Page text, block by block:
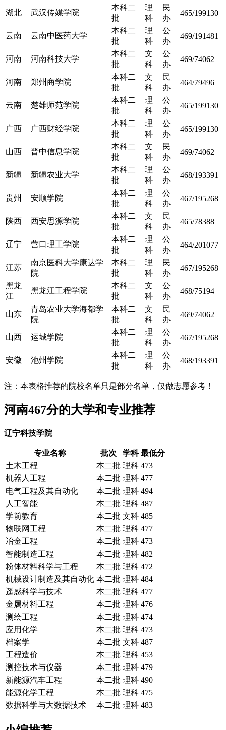
湖北 武汉传媒学院
本科二
批
理
科
民
办
465/199130
云南 云南中医药大学
本科二
批
理
科
公
办
469/191481
河南 河南科技大学
本科二
批
文
科
公
办
469/74062
河南 郑州商学院
本科二
批
文
科
民
办
464/79496
云南 楚雄师范学院
本科二
批
理
科
公
办
465/199130
广西 广西财经学院
本科二
批
理
科
公
办
465/199130
山西 晋中信息学院
本科二
批
文
科
民
办
469/74062
新疆 新疆农业大学
本科二
批
理
科
公
办
468/193391
贵州 安顺学院
本科二
批
理
科
公
办
467/195268
陕西 西安思源学院
本科二
批
文
科
民
办
465/78388
辽宁 营口理工学院
本科二
批
理
科
公
办
464/201077
江苏
南京医科大学康达学
院
本科二
批
理
科
民
办
467/195268
黑龙
江
黑龙江工程学院
本科二
批
文
科
公
办
468/75194
山东
青岛农业大学海都学
院
本科二
批
文
科
民
办
469/74062
山西 运城学院
本科二
批
理
科
公
办
467/195268
安徽 池州学院
本科二
批
理
科
公
办
468/193391
注：本表格推荐的院校名单只是部分名单，仅做志愿参考！
河南467分的大学和专业推荐
辽宁科技学院
专业名称 批次 学科 最低分
土木工程
本二批 理科 473
机器人工程
本二批 理科 477
电气工程及其自动化
本二批 理科 494
人工智能
本二批 理科 487
学前教育
本二批 文科 485
物联网工程
本二批 理科 477
冶金工程
本二批 理科 473
智能制造工程
本二批 理科 482
粉体材料科学与工程
本二批 理科 472
机械设计制造及其自动化 本二批 理科 484
遥感科学与技术
本二批 理科 477
金属材料工程
本二批 理科 476
测绘工程
本二批 理科 474
应用化学
本二批 理科 473
档案学
本二批 文科 487
工程造价
本二批 理科 453
测控技术与仪器
本二批 理科 479
新能源汽车工程
本二批 理科 490
能源化学工程
本二批 理科 475
数据科学与大数据技术
本二批 理科 483